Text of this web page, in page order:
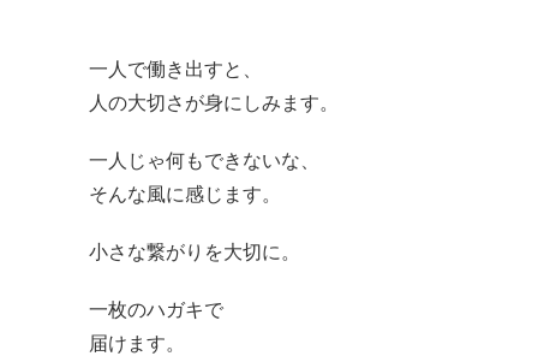
一人で働き出すと、
人の大切さが身にしみます。
一人じゃ何もできないな、
そんな風に感じます。
小さな繋がりを大切に。
一枚のハガキで
届けます。